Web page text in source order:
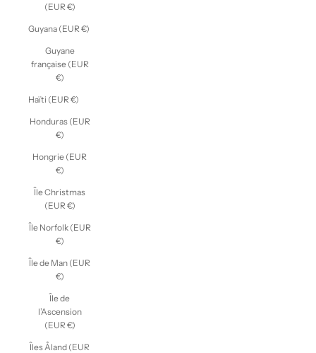
(EUR €)
Guyana (EUR €)
Guyane
française (EUR
€)
Haïti (EUR €)
Honduras (EUR
€)
Hongrie (EUR
€)
Île Christmas
(EUR €)
Île Norfolk (EUR
€)
Île de Man (EUR
€)
Île de
l’Ascension
(EUR €)
Îles Åland (EUR